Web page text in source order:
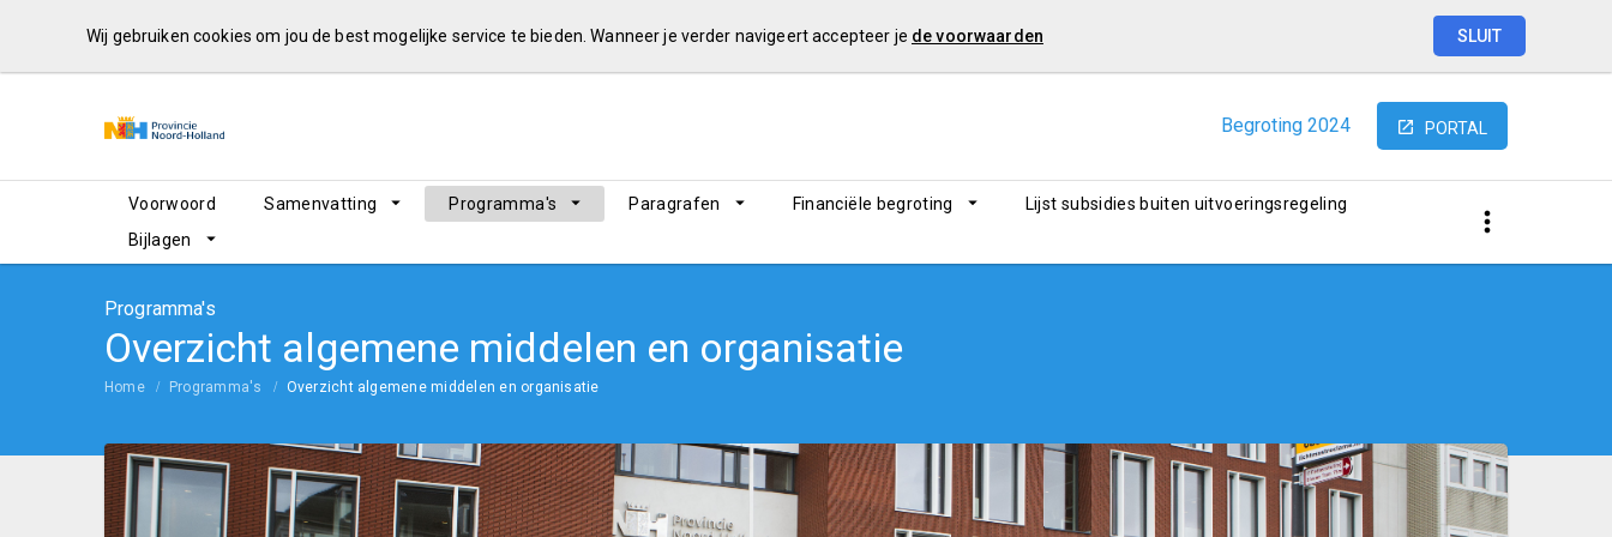
Wij gebruiken cookies om jou de best mogelijke service te bieden. Wanneer je verder navigeert accepteer je de voorwaarden SLUIT
Begroting 2024 PORTAL
Voorwoord Samenvatting Programma's Paragrafen Financiële begroting
Lijst subsidies buiten uitvoeringsregeling
Bijlagen
Programma's
Overzicht algemene middelen en organisatie
Home Programma's Overzicht algemene middelen en organisatie